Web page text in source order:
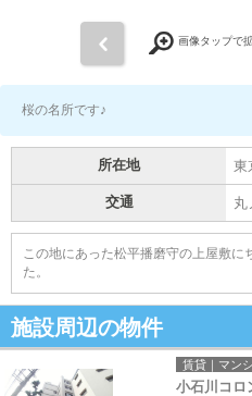
画像タップで
桜の名所です♪
所在地 東
交通 丸
この地にあった松平播磨守の上屋敷に
た。
施設周辺の物件
賃貸｜マン
小石川コロ